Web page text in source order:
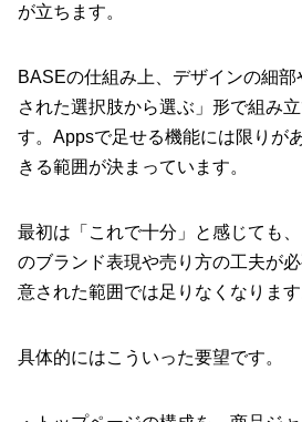
が立ちます。
BASEの仕組み上、デザインの細
された選択肢から選ぶ」形で組み
す。Appsで足せる機能には限りが
きる範囲が決まっています。
最初は「これで十分」と感じても
のブランド表現や売り方の工夫が
意された範囲では足りなくなります
具体的にはこういった要望です。